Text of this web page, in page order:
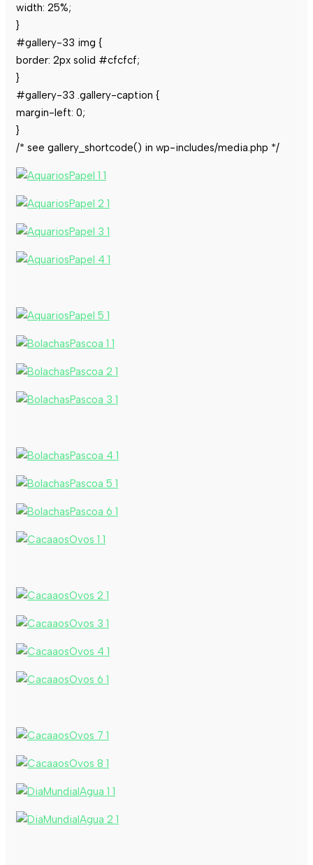
width: 25%;
}
#gallery-33 img {
border: 2px solid #cfcfcf;
}
#gallery-33 .gallery-caption {
margin-left: 0;
}
/* see gallery_shortcode() in wp-includes/media.php */